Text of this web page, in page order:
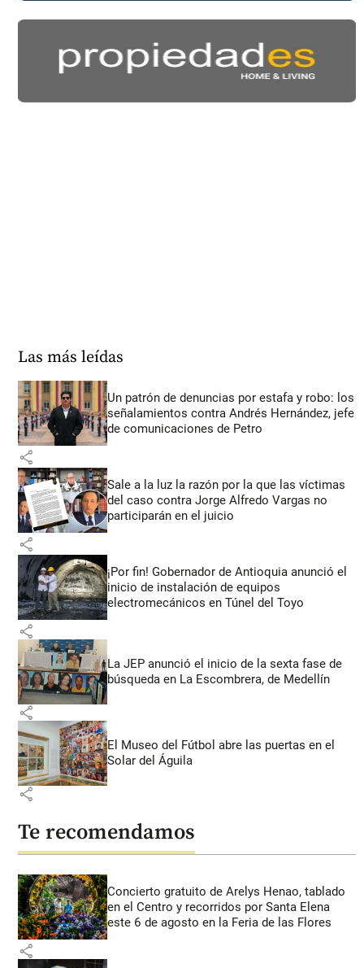
Las más leídas
Un patrón de denuncias por estafa y robo: los
señalamientos contra Andrés Hernández, jefe
de comunicaciones de Petro
share
Sale a la luz la razón por la que las víctimas
del caso contra Jorge Alfredo Vargas no
participarán en el juicio
share
¡Por fin! Gobernador de Antioquia anunció el
inicio de instalación de equipos
electromecánicos en Túnel del Toyo
share
La JEP anunció el inicio de la sexta fase de
búsqueda en La Escombrera, de Medellín
share
El Museo del Fútbol abre las puertas en el
Solar del Águila
share
Te recomendamos
Concierto gratuito de Arelys Henao, tablado
en el Centro y recorridos por Santa Elena
este 6 de agosto en la Feria de las Flores
share